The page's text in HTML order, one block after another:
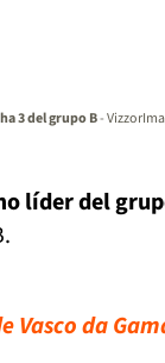
3 del grupo B-
líder del
Vasco da